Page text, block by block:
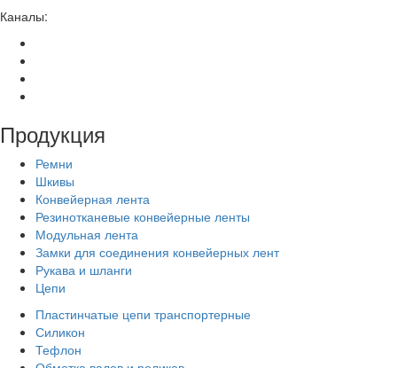
Каналы:
Продукция
Ремни
Шкивы
Конвейерная лента
Резинотканевые конвейерные ленты
Модульная лента
Замки для соединения конвейерных лент
Рукава и шланги
Цепи
Пластинчатые цепи транспортерные
Силикон
Тефлон